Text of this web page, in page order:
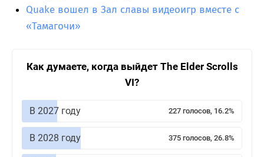
Quake вошел в Зал славы видеоигр вместе с
«Тамагочи»
Как думаете, когда выйдет The Elder Scrolls
VI?
В 2027 году 227 голосов, 16.2%
В 2028 году 375 голосов, 26.8%